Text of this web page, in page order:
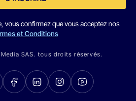
vous confirmez que vous acceptez nos
et Conditions
SAS. tous droits réservés.